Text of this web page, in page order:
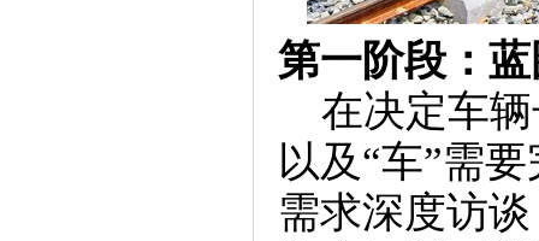
第一阶段：
在决定车辆
以及“车”需
需求深度访